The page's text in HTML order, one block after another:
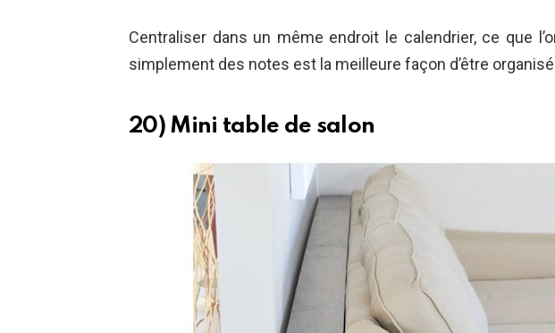
Centraliser dans un même endroit le calendrier, ce que
simplement des notes est la meilleure façon d’être
20) Mini table de salon